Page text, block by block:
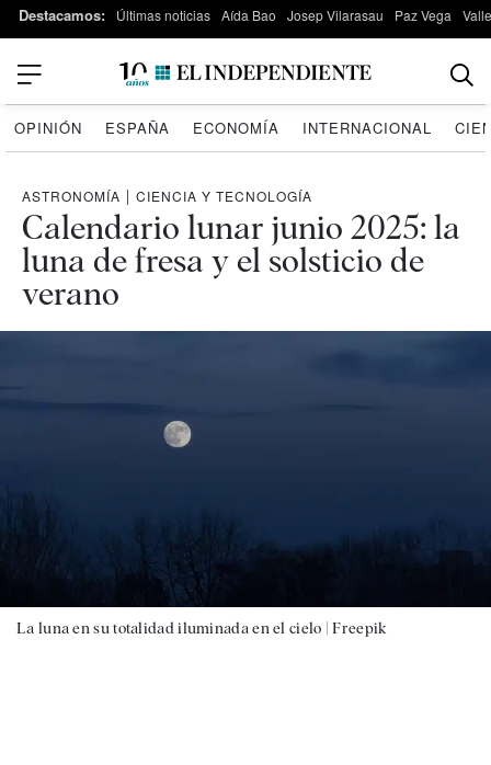
Destacamos: Últimas noticias Aída Bao Josep Vilarasau Paz Vega
OPINIÓN ESPAÑA ECONOMÍA INTERNACIONAL
ASTRONOMÍA | CIENCIA Y TECNOLOGÍA
Calendario lunar junio 2025: la
luna de fresa y el solsticio de
verano
La luna en su totalidad iluminada en el cielo |Freepik